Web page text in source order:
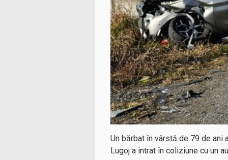
Un bărbat în vârstă de 79 de ani
Lugoj a intrat în coliziune cu un